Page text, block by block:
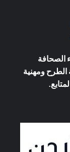
الطرح ومهنية